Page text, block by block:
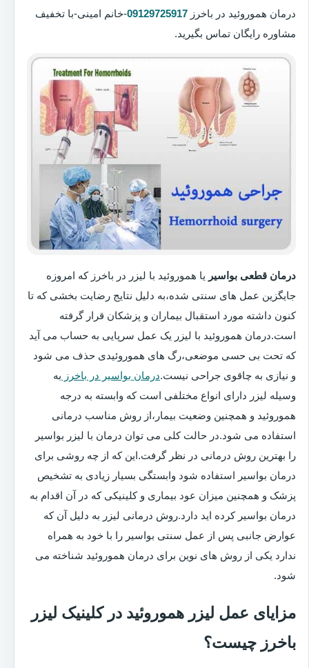
درمان هموروئید در باخرز 09129725917-خانم امینی-با تخفیف
مشاوره رایگان تماس بگیرید.
درمان قطعی بواسیر یا هموروئید با لیزر در باخرز که امروزه
جایگزین عمل های سنتی شده،به دلیل نتایج رضایت بخشی که تا
کنون داشته مورد استقبال بیماران و پزشکان قرار گرفته
است.درمان هموروئید با لیزر یک عمل سرپایی به حساب می آید
که تحت بی حسی موضعی،رگ های هموروئیدی حذف می شود
و نیازی به چاقوی جراحی نیست.درمان بواسیر در باخرز به
وسیله لیزر دارای انواع مختلفی است که وابسته به درجه
هموروئید و همچنین وضعیت بیمار،از روش مناسب درمانی
استفاده می شود.در حالت کلی می توان درمان با لیزر بواسیر
را بهترین روش درمانی در نظر گرفت.این که از چه روشی برای
درمان بواسیر استفاده شود وابستگی بسیار زیادی به تشخیص
پزشک و همچنین میزان عود بیماری و کلینیکی که در آن اقدام به
درمان بواسیر کرده اید دارد.روش درمانی لیزر به دلیل آن که
عوارض جانبی پس از عمل سنتی بواسیر را با خود به همراه
ندارد یکی از روش های نوین برای درمان هموروئید شناخته می
شود.
مزایای عمل لیزر هموروئید در کلینیک لیزر
باخرز چیست؟